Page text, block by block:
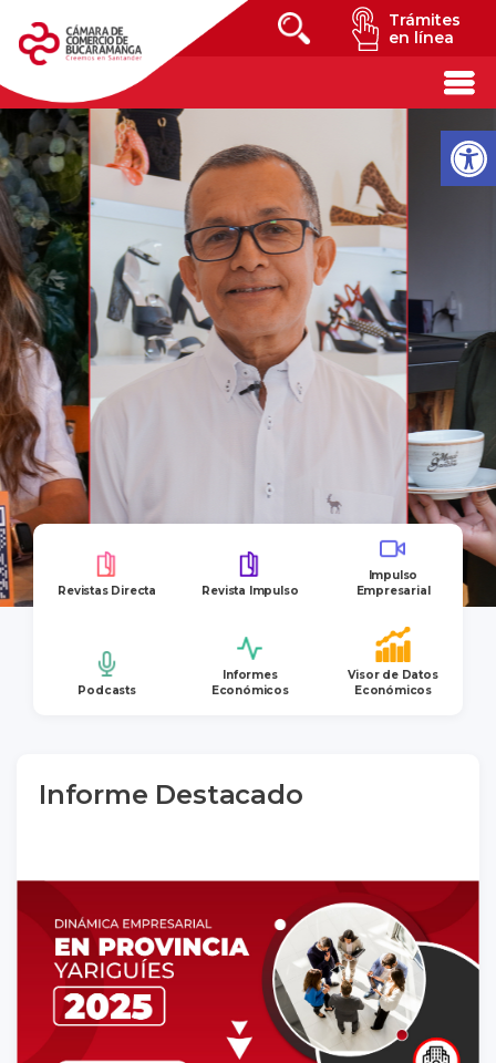
Trámites
en línea
Revistas Directa Revista Impulso
Impulso
Empresarial
Podcasts
Informes
Económicos
Visor de Datos
Económicos
Informe Destacado